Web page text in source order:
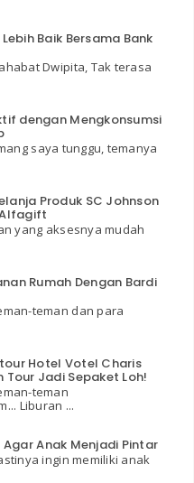
Baik Bersama Bank
Dwipita, Tak terasa
dengan Mengkonsumsi
saya tunggu, temanya
Produk SC Johnson
yang aksesnya mudah
Rumah Dengan Bardi
teman dan para
Hotel Votel Charis
Tour Jadi Sepaket Loh!
teman
Liburan ...
Agar Anak Menjadi Pintar
ingin memiliki anak